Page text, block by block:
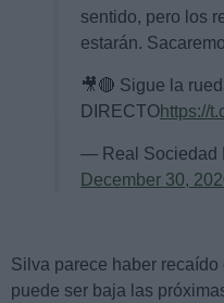
sentido, pero los
estarán.
🎥🔴 Sigue la
DIRECTOhttps://
— Real Sociedad
December 30,
Silva parece haber
puede ser baja las